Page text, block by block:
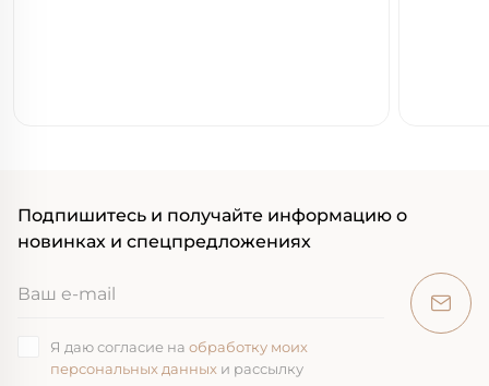
Подпишитесь и получайте информацию о
новинках и спецпредложениях
Я даю согласие на обработку моих
персональных данных и рассылку